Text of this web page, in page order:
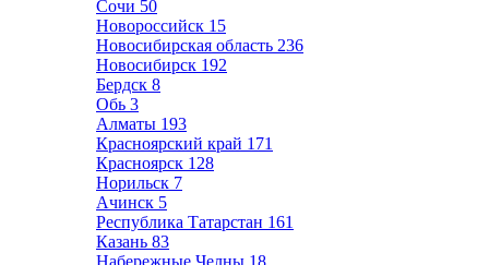
Сочи 50
Новороссийск 15
Новосибирская область 236
Новосибирск 192
Бердск 8
Обь 3
Алматы 193
Красноярский край 171
Красноярск 128
Норильск 7
Ачинск 5
Республика Татарстан 161
Казань 83
Набережные Челны 18